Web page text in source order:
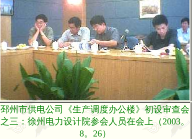
邳州市供电公司《生产调度办公楼》初设审查会
之三：徐州电力设计院参会人员在会上（2003。
8。26）